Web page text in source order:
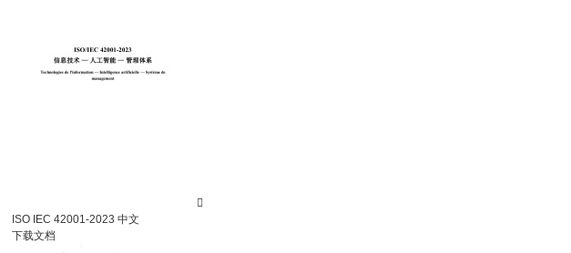

ISO IEC 42001-2023 中文
下载文档